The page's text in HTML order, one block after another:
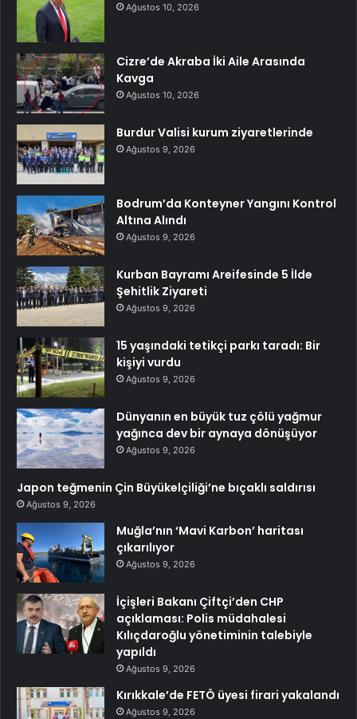
Ağustos 10, 2026
Cizre’de Akraba İki Aile Arasında
Kavga
Ağustos 10, 2026
Burdur Valisi kurum ziyaretlerinde
Ağustos 9, 2026
Bodrum’da Konteyner Yangını Kontrol
Altına Alındı
Ağustos 9, 2026
Kurban Bayramı Areifesinde 5 İlde
Şehitlik Ziyareti
Ağustos 9, 2026
15 yaşındaki tetikçi parkı taradı: Bir
kişiyi vurdu
Ağustos 9, 2026
Dünyanın en büyük tuz çölü yağmur
yağınca dev bir aynaya dönüşüyor
Ağustos 9, 2026
Japon teğmenin Çin Büyükelçiliği’ne bıçaklı saldırısı
Ağustos 9, 2026
Muğla’nın ‘Mavi Karbon’ haritası
çıkarılıyor
Ağustos 9, 2026
İçişleri Bakanı Çiftçi’den CHP
açıklaması: Polis müdahalesi
Kılıçdaroğlu yönetiminin talebiyle
yapıldı
Ağustos 9, 2026
Kırıkkale’de FETÖ üyesi firari yakalandı
Ağustos 9, 2026